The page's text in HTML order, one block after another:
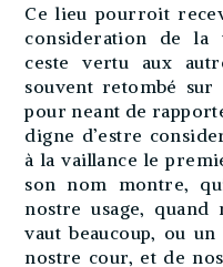
Ce lieu pourroit
consideration de la
ceste vertu aux
souvent retombé
pour neant de
digne d’estre
à la vaillance le
son nom montre,
nostre usage,
vaut beaucoup, ou
nostre cour, et de